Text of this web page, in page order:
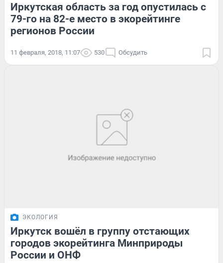
Иркутская область за год опустилась с
79-го на 82-е место в экорейтинге
регионов России
11 февраля, 2018, 11:07 530 Обсудить
ЭКОЛОГИЯ
Иркутск вошёл в группу отстающих
городов экорейтинга Минприроды
России и ОНФ